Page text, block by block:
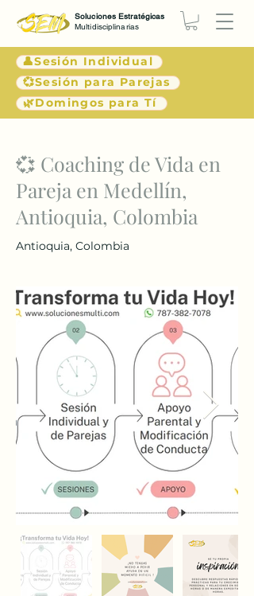
👤Sesión Individual
💞Sesión para Parejas
🌿Domingos para Tí
Soluciones Estratégicas
Multidisciplinarias
< Atrás
💞 Coaching de Vida en
Pareja en Medellín,
Antioquia, Colombia
Antioquia, Colombia